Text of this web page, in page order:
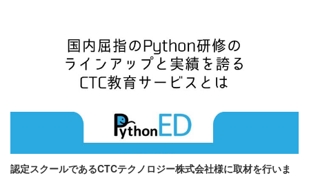
認定スクールであるCTCテクノロジー株式会社様に取材を行いま